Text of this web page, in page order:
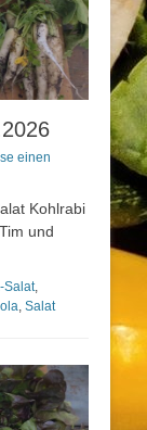
einen
Kohlrabi
und
Salat,
, Salat